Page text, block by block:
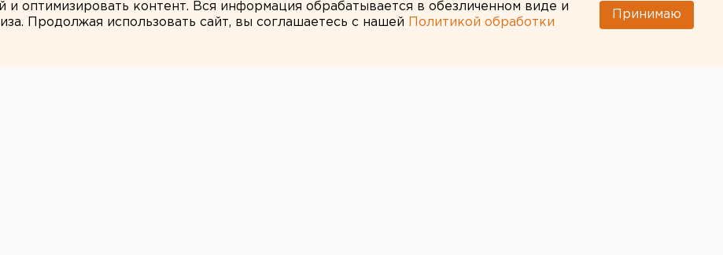
и оптимизировать контент. Вся информация обрабатывается в обезличенном виде и
Продолжая использовать сайт, вы соглашаетесь с нашей
Политикой обработки
Принимаю